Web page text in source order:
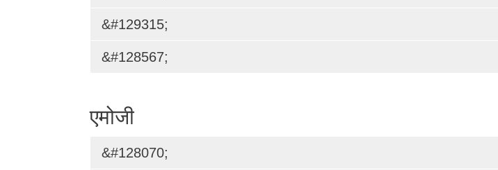
&#129315;
&#128567;
एमोजी
&#128070;